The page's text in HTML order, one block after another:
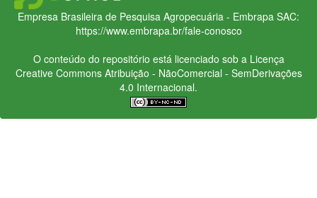
Empresa Brasileira de Pesquisa Agropecuária - Embrapa SAC:
https://www.embrapa.br/fale-conosco
O conteúdo do repositório está licenciado sob a Licença
Creative CommonsAtribuição - NãoComercial - SemDerivações
4.0 Internacional.